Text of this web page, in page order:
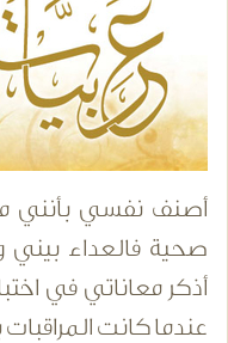
أصنف نفسي بأنني
صحية فالعداء بيني
أذكر معاناتي في
عندما كانت